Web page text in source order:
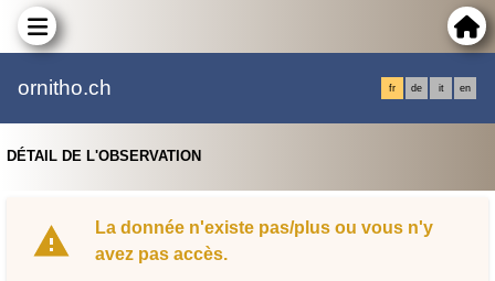
ornitho.ch fr de it en
DÉTAIL DE L'OBSERVATION
La donnée n'existe pas/plus ou vous n'y
avez pas accès.